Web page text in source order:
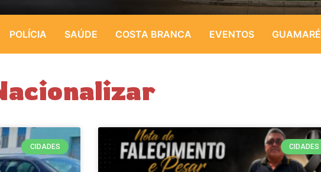
POLÍCIA SAÚDE COSTA BRANCA EVENTOS GUAMARÉ
CIDADES CIDADES